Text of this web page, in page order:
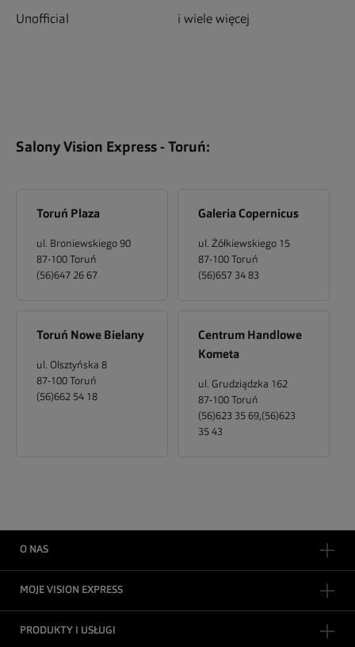
Unofficial i wiele więcej
Salony Vision Express - Toruń:
Toruń Plaza
ul. Broniewskiego 90
87-100 Toruń
(56)647 26 67
Galeria Copernicus
ul. Żółkiewskiego 15
87-100 Toruń
(56)657 34 83
Toruń Nowe Bielany
ul. Olsztyńska 8
87-100
Toruń
(56)662 54 18
Centrum Handlowe
Kometa
ul. Grudziądzka 162
87-100
Toruń
(56)623 35 69,(56)623
35 43